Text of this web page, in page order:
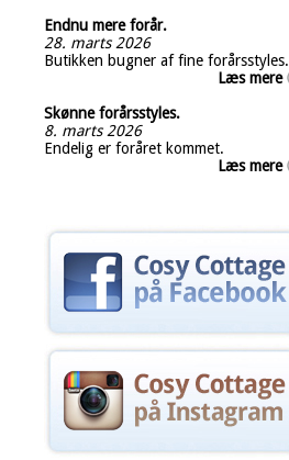
Endnu mere forår.
28. marts 2026
Butikken bugner af fine forårsstyles.
Læs mere
Skønne forårsstyles.
8. marts 2026
Endelig er foråret kommet.
Læs mere